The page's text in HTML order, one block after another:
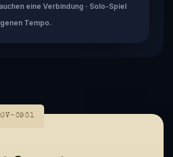
eine Verbindung · Solo-Spiel
Tempo.
0901